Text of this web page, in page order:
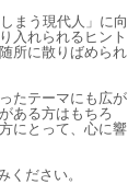
まう現代人」に向
入れられるヒント
所に散りばめられ
たテーマにも広が
ある方はもちろ
にとって、心に響
ください。